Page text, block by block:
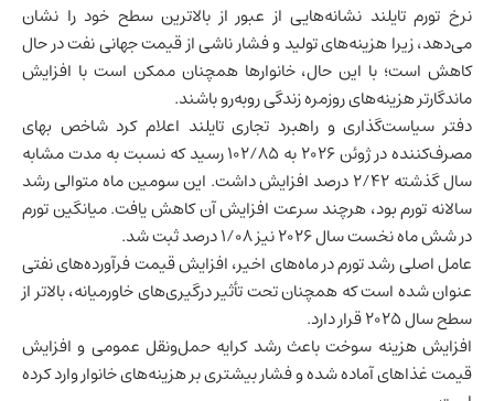
نرخ تورمتایلند نشانه‌هایی از عبور از بالاترین سطح خود را نشان
می‌دهد، زیرا هزینه‌های تولید و فشار ناشی از قیمت جهانی نفت در حال
کاهش است؛ با این حال، خانوارها همچنان ممکن است با افزایش
ماندگارتر هزینه‌های روزمره زندگی روبه‌رو باشند.
دفتر سیاست‌گذاری و راهبرد تجاری تایلند اعلام کرد شاخص بهای
مصرف‌کننده در ژوئن ۲۰۲۶ به ۱۰۲/۸۵ رسید که نسبت به مدت مشابه
سال گذشته ۲/۴۲ درصد افزایش داشت. این سومین ماه متوالی رشد
سالانه تورم بود، هرچند سرعت افزایش آن کاهش یافت. میانگین تورم
در شش ماه نخست سال ۲۰۲۶ نیز ۱/۰۸ درصد ثبت شد.
عامل اصلی رشد تورم در ماه‌های اخیر، افزایش قیمت فرآورده‌های نفتی
عنوان شده است که همچنان تحت تأثیر درگیری‌های خاورمیانه، بالاتر از
سطح سال ۲۰۲۵ قرار دارد.
افزایش هزینه سوخت باعث رشد کرایه حمل‌ونقل عمومی و افزایش
قیمت غذاهای آماده شده و فشار بیشتری بر هزینه‌های خانوار وارد کرده